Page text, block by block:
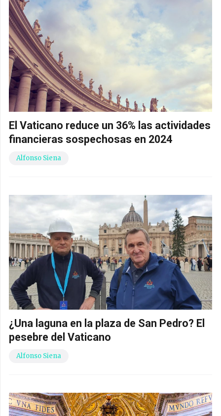
El Vaticano reduce un 36% las actividades
financieras sospechosas en 2024
Alfonso Siena
¿Una laguna en la plaza de San Pedro? El
pesebre del Vaticano
Alfonso Siena